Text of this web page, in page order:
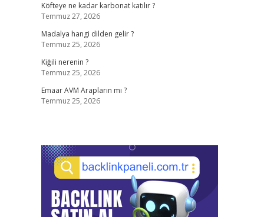
Köfteye ne kadar karbonat katılır ?
Temmuz 27, 2026
Madalya hangi dilden gelir ?
Temmuz 25, 2026
Kiğili nerenin ?
Temmuz 25, 2026
Emaar AVM Arapların mı ?
Temmuz 25, 2026